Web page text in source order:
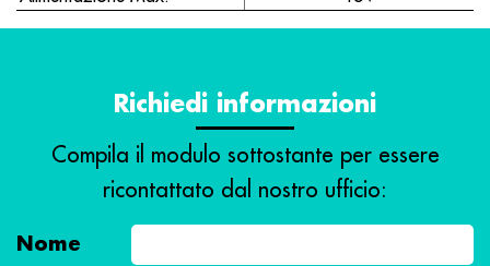
Richiedi informazioni
Compila il modulo sottostante per essere
ricontattato dal nostro ufficio:
Nome